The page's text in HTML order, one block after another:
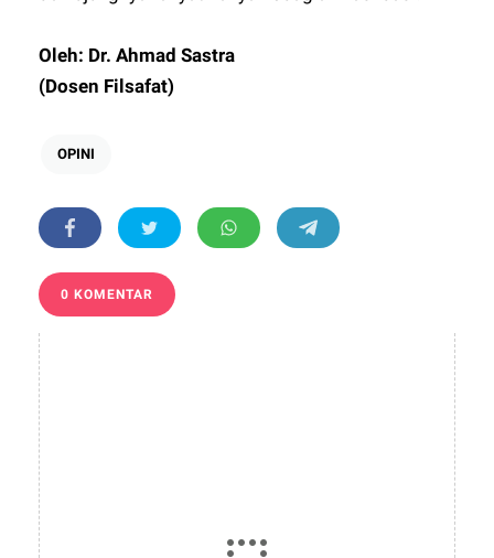
Oleh: Dr. Ahmad Sastra
(Dosen Filsafat)
OPINI
0 KOMENTAR